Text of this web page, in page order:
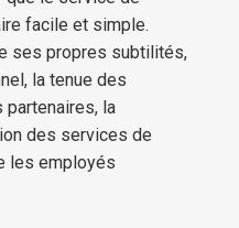
facile et simple.
ses propres subtilités,
la tenue des
la
des services de
les employés